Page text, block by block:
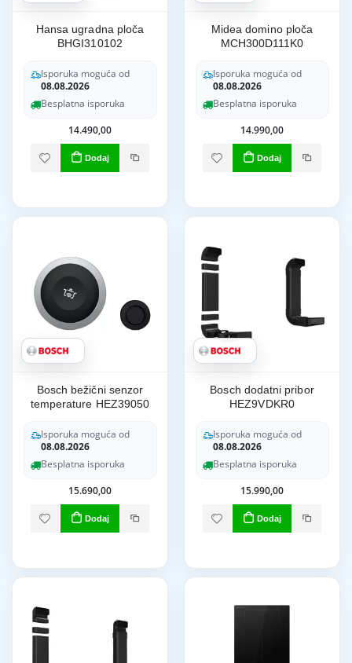
Hansa ugradna ploča
BHGI310102
Isporuka moguća od
08.08.2026
Besplatna isporuka
14.490,00
Dodaj
Midea domino ploča
MCH300D111K0
Isporuka moguća od
08.08.2026
Besplatna isporuka
14.990,00
Dodaj
Bosch bežični senzor
temperature HEZ39050
Isporuka moguća od
08.08.2026
Besplatna isporuka
15.690,00
Dodaj
Bosch dodatni pribor
HEZ9VDKR0
Isporuka moguća od
08.08.2026
Besplatna isporuka
15.990,00
Dodaj